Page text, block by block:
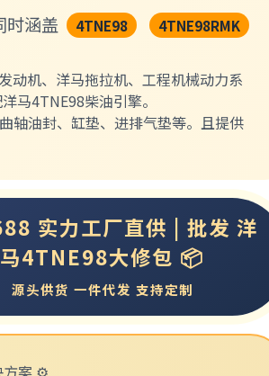
时涵盖 4TNE98 4TNE98RMK
动机、洋马拖拉机、工程机械动力系
马4TNE98柴油引擎。
轴油封、缸垫、进排气垫等。且提供
实力工厂直供 | 批发 洋
马4TNE98大修包 📦
源头供货 一件代发 支持定制
方案 ⚙️